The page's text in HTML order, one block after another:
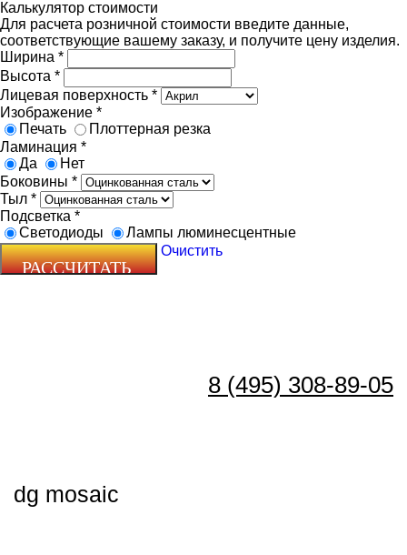
Калькулятор стоимости
Для расчета розничной стоимости введите данные,
соответствующие вашему заказу, и получите цену изделия.
Ширина *
Высота *
Лицевая поверхность *
Изображение *
Печать
Плоттерная резка
Ламинация *
Да
Нет
Боковины *
Тыл *
Подсветка *
Светодиоды
Лампы люминесцентные
Очистить
8 (495) 308-89-05
dg mosaic